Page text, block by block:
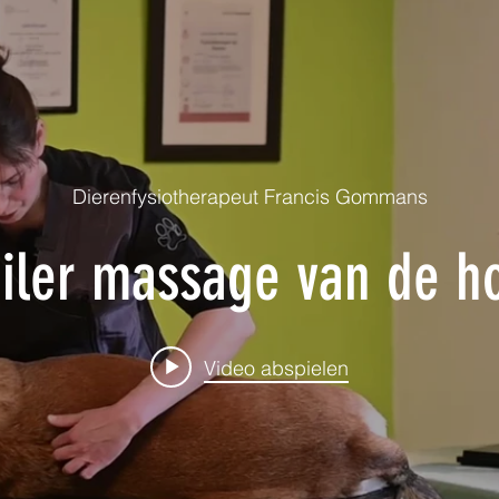
Dierenfysiotherapeut Francis Gommans
massage van de
Video abspielen